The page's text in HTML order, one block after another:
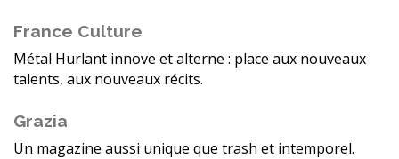
France Culture
Métal Hurlant innove et alterne : place aux nouveaux
talents, aux nouveaux récits.
Grazia
Un magazine aussi unique que trash et intemporel.